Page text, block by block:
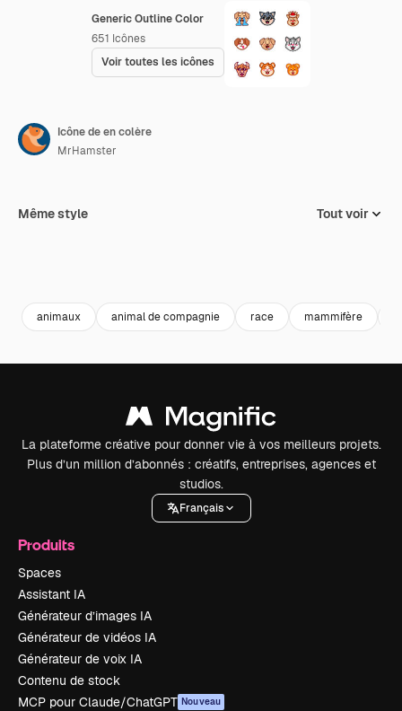
Generic Outline Color
651 Icônes
Voir toutes les icônes
Icône de en colère
MrHamster
Même style Tout voir
animaux animal de compagnie race mammifère
La plateforme créative pour donner vie à vos meilleurs projets.
Plus d’un million d’abonnés : créatifs, entreprises, agences et
studios.
Français
Produits
Spaces
Assistant IA
Générateur d’images IA
Générateur de vidéos IA
Générateur de voix IA
Contenu de stock
MCP pour Claude/ChatGPT Nouveau